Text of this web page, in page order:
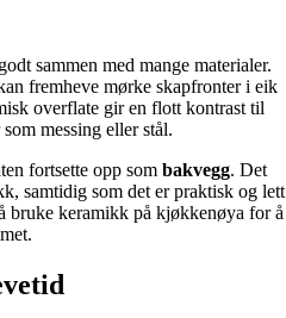
sammen med mange materialer.
fremheve mørke skapfronter i eik
overflate gir en flott kontrast til
messing eller stål.
fortsette opp som bakvegg. Det
samtidig som det er praktisk og lett
bruke keramikk på kjøkkenøya for å